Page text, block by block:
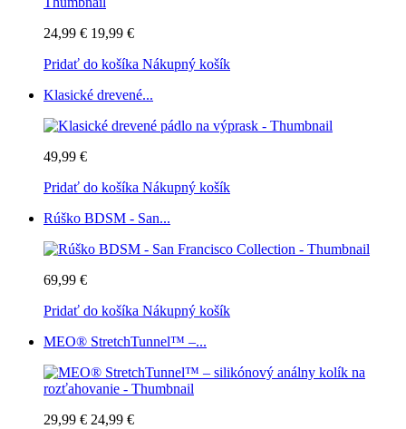
24,99 € 19,99 €
Pridať do košíka Nákupný košík
Klasické drevené...
49,99 €
Pridať do košíka Nákupný košík
Rúško BDSM - San...
69,99 €
Pridať do košíka Nákupný košík
MEO® StretchTunnel™ –...
29,99 € 24,99 €